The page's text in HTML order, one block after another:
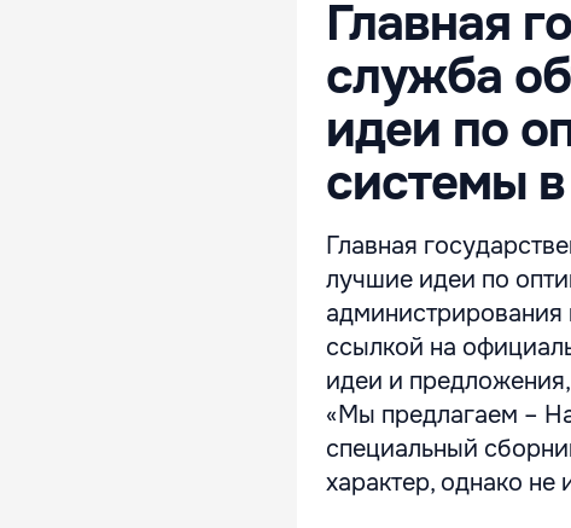
Главная
служба
идеи по
системы
Главная
лучшие идеи по
ссылкой на
идеи и
«Мы предлагаем –
специальный
характер, однако не